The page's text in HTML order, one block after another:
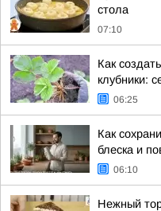
стола
07:10
Как
клубники:
06:25
Как
блеска и
06:10
Нежный